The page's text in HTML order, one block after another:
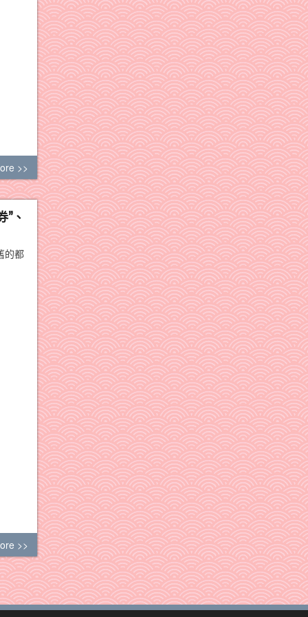
>>
、
的都
>>